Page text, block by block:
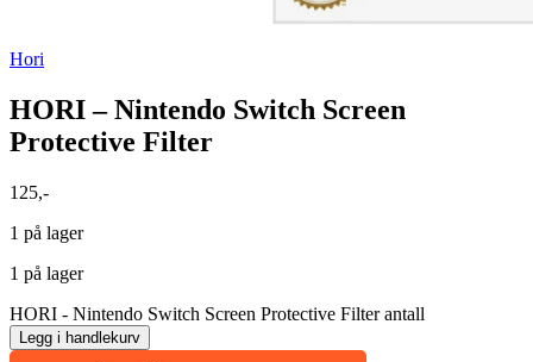
Hori
HORI – Nintendo Switch Screen
Protective Filter
125,-
1 på lager
1 på lager
HORI - Nintendo Switch Screen Protective Filter antall
Legg i handlekurv